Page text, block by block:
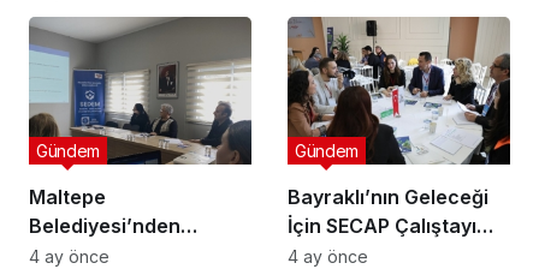
Maltepe
Belediyesi’nden
Muhtarlara Toplumsal
Gündem
4 ay önce
Bayraklı’nın Geleceği
İçin SECAP Çalıştayı
Düzenlendi
Gündem
4 ay önce